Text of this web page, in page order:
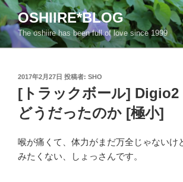
コ
ン
テ
ン
OSHIIRE*BLOG
The oshiire has been full of love since 1999
投
稿
2017年2月27日 投稿者: SHO
[トラックボール] Digio2
どうだったのか [極小]
喉が痛くて、体力がまだ万全じゃないけ
みたくない、しょっさんです。